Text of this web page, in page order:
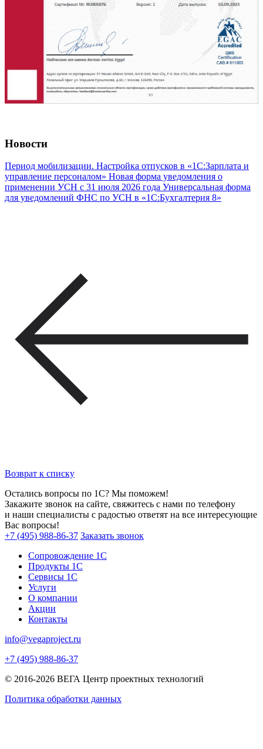
Новости
Период мобилизации. Настройка отпусков в «1С:Зарплата и
управление персоналом» Новая форма уведомления о
применении УСН с 31 июля 2026 года Универсальная форма
для уведомлений ФНС по УСН в «1С:Бухгалтерия 8»
Возврат к списку
Остались вопросы по 1С? Мы поможем!
Закажите звонок на сайте, свяжитесь с нами по телефону
и наши специалисты с радостью ответят на все интересующие
Вас вопросы!
+7 (495) 988-86-37 Заказать звонок
Сопровождение 1С
Продукты 1С
Сервисы 1С
Услуги
О компании
Акции
Контакты
info@vegaproject.ru
+7 (495) 988-86-37
© 2016-2026 ВЕГА Центр проектных технологий
Политика обработки данных